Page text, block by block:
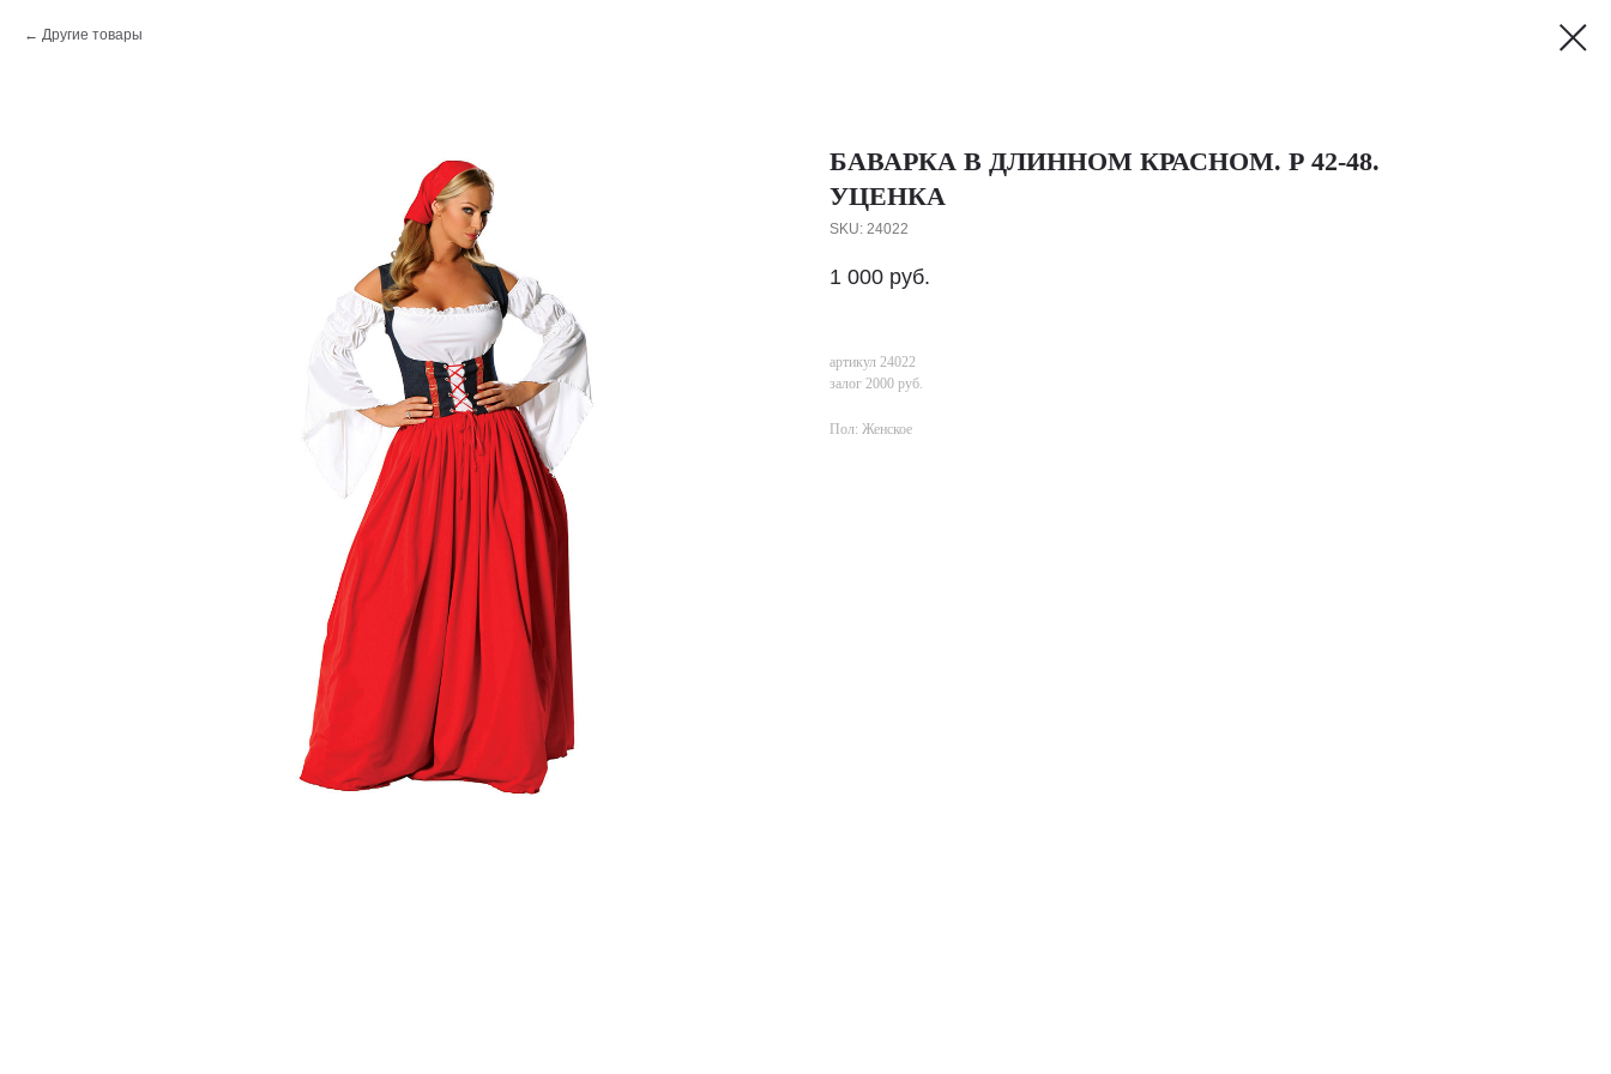
Другие товары
БАВАРКА В ДЛИННОМ КРАСНОМ. Р 42-48.
УЦЕНКА
SKU: 24022
1 000 руб.
артикул 24022
залог 2000 руб.
Пол: Женское